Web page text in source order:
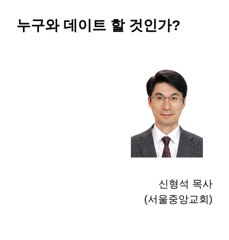
누구와 데이트 할 것인가?
신형석 목사
(서울중앙교회)